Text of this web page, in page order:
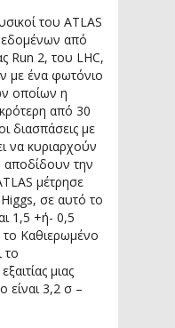
του ATLAS
από
Run 2, του LHC,
με ένα φωτόνιο
οποίων η
από 30
διασπάσεις με
να κυριαρχούν
την
μέτρησε
σε αυτό το
1,5 +ή- 0,5
Καθιερωμένο
το
μιας
είναι 3,2 σ –